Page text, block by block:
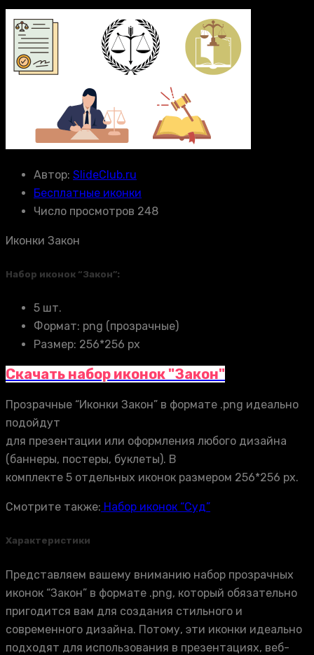
Автор: SlideClub.ru
Бесплатные иконки
Число просмотров 248
Иконки Закон
Набор иконок “Закон”:
5 шт.
Формат: png (прозрачные)
Размер: 256*256 px
Скачать набор иконок "Закон"
Прозрачные “Иконки Закон” в формате .png идеально
подойдут
для презентации или оформления любого дизайна
(баннеры, постеры, буклеты). В
комплекте 5 отдельных иконок размером 256*256 px.
Смотрите также: Набор иконок “Суд”
Характеристики
Представляем вашему вниманию набор прозрачных
иконок “Закон” в формате .png, который обязательно
пригодится вам для создания стильного и
современного дизайна. Потому, эти иконки идеально
подходят для использования в презентациях, веб-